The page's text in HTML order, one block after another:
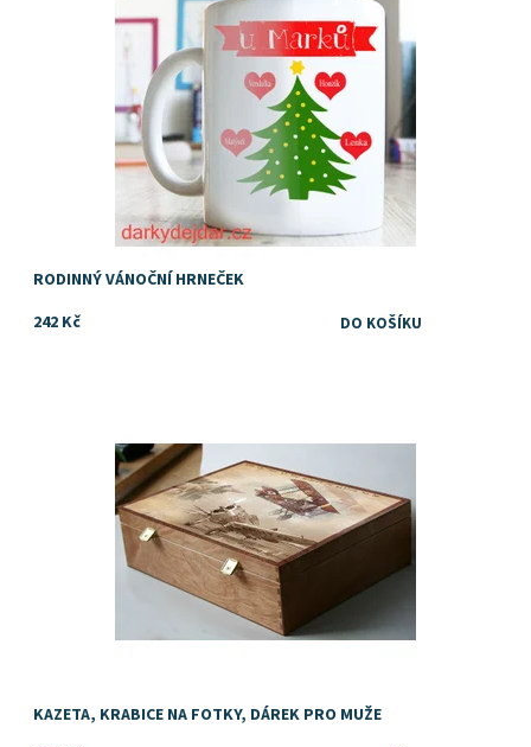
RODINNÝ VÁNOČNÍ HRNEČEK
242 Kč
KAZETA, KRABICE NA FOTKY, DÁREK PRO MUŽE